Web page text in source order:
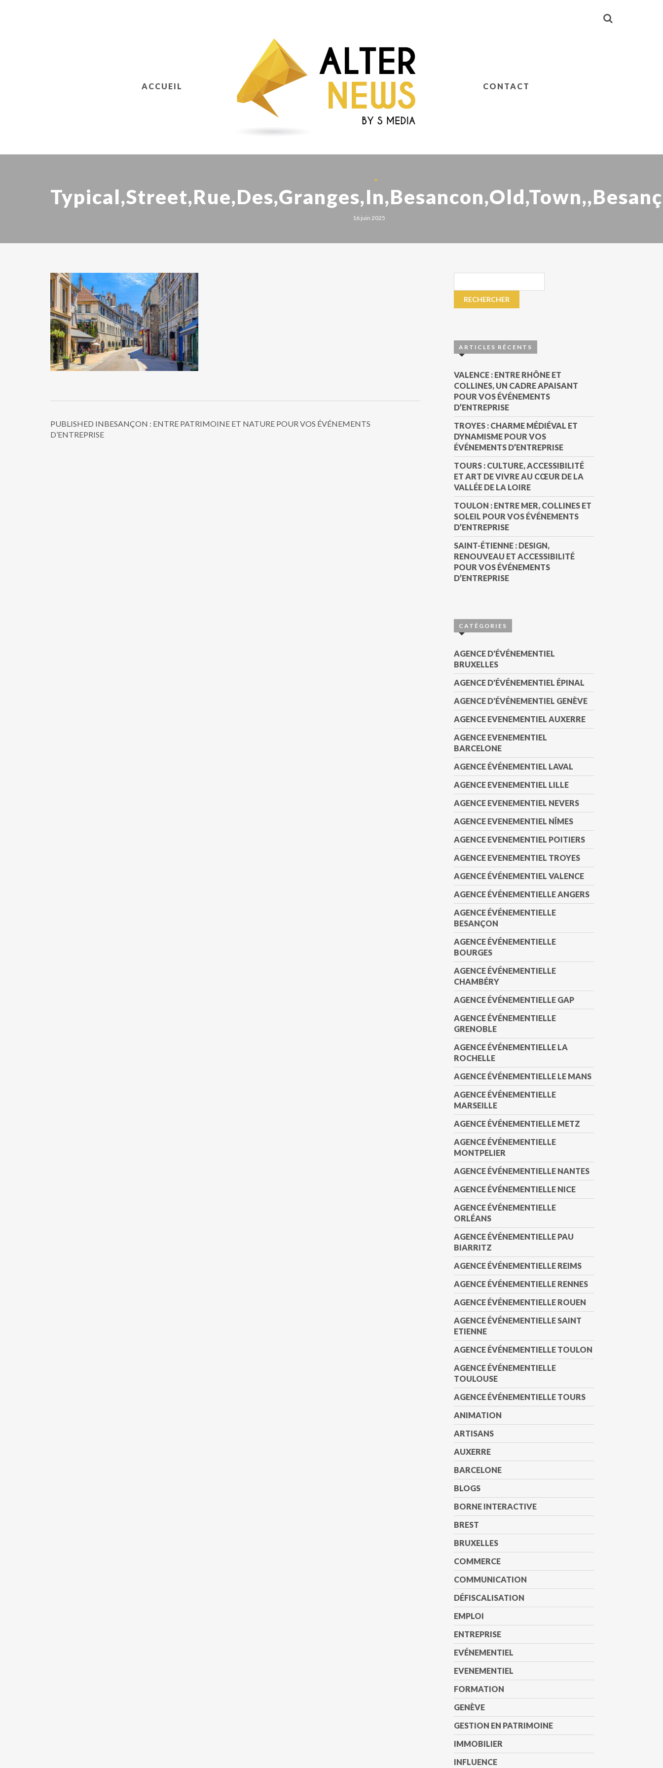
ACCUEIL CONTACT
16 juin 2025
PUBLISHED INBESANÇON : ENTRE PATRIMOINE ET NATURE POUR VOS ÉVÉNEMENTS
D’ENTREPRISE
ARTICLES RÉCENTS
VALENCE : ENTRE RHÔNE ET
COLLINES, UN CADRE APAISANT
POUR VOS ÉVÉNEMENTS
D’ENTREPRISE
TROYES : CHARME MÉDIÉVAL ET
DYNAMISME POUR VOS
ÉVÉNEMENTS D’ENTREPRISE
TOURS : CULTURE, ACCESSIBILITÉ
ET ART DE VIVRE AU CŒUR DE LA
VALLÉE DE LA LOIRE
TOULON : ENTRE MER, COLLINES ET
SOLEIL POUR VOS ÉVÉNEMENTS
D’ENTREPRISE
SAINT-ÉTIENNE : DESIGN,
RENOUVEAU ET ACCESSIBILITÉ
POUR VOS ÉVÉNEMENTS
D’ENTREPRISE
CATÉGORIES
AGENCE D'ÉVÉNEMENTIEL
BRUXELLES
AGENCE D'ÉVÉNEMENTIEL ÉPINAL
AGENCE D'ÉVÉNEMENTIEL GENÈVE
AGENCE EVENEMENTIEL AUXERRE
AGENCE EVENEMENTIEL
BARCELONE
AGENCE ÉVÉNEMENTIEL LAVAL
AGENCE EVENEMENTIEL LILLE
AGENCE EVENEMENTIEL NEVERS
AGENCE EVENEMENTIEL NÎMES
AGENCE EVENEMENTIEL POITIERS
AGENCE EVENEMENTIEL TROYES
AGENCE ÉVÉNEMENTIEL VALENCE
AGENCE ÉVÉNEMENTIELLE ANGERS
AGENCE ÉVÉNEMENTIELLE
BESANÇON
AGENCE ÉVÉNEMENTIELLE
BOURGES
AGENCE ÉVÉNEMENTIELLE
CHAMBÉRY
AGENCE ÉVÉNEMENTIELLE GAP
AGENCE ÉVÉNEMENTIELLE
GRENOBLE
AGENCE ÉVÉNEMENTIELLE LA
ROCHELLE
AGENCE ÉVÉNEMENTIELLE LE MANS
AGENCE ÉVÉNEMENTIELLE
MARSEILLE
AGENCE ÉVÉNEMENTIELLE METZ
AGENCE ÉVÉNEMENTIELLE
MONTPELIER
AGENCE ÉVÉNEMENTIELLE NANTES
AGENCE ÉVÉNEMENTIELLE NICE
AGENCE ÉVÉNEMENTIELLE
ORLÉANS
AGENCE ÉVÉNEMENTIELLE PAU
BIARRITZ
AGENCE ÉVÉNEMENTIELLE REIMS
AGENCE ÉVÉNEMENTIELLE RENNES
AGENCE ÉVÉNEMENTIELLE ROUEN
AGENCE ÉVÉNEMENTIELLE SAINT
ETIENNE
AGENCE ÉVÉNEMENTIELLE TOULON
AGENCE ÉVÉNEMENTIELLE
TOULOUSE
AGENCE ÉVÉNEMENTIELLE TOURS
ANIMATION
ARTISANS
AUXERRE
BARCELONE
BLOGS
BORNE INTERACTIVE
BREST
BRUXELLES
COMMERCE
COMMUNICATION
DÉFISCALISATION
EMPLOI
ENTREPRISE
EVÉNEMENTIEL
EVENEMENTIEL
FORMATION
GENÈVE
GESTION EN PATRIMOINE
IMMOBILIER
INFLUENCE